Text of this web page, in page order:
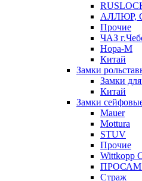
АЛЛЮР,
Прочие
ЧАЗ
Нора-М
Китай
Замки
Замки
Китай
Замки
Mauer
Mottura
STUV
Прочие
Wittkopp
ПРОСАМ
Страж